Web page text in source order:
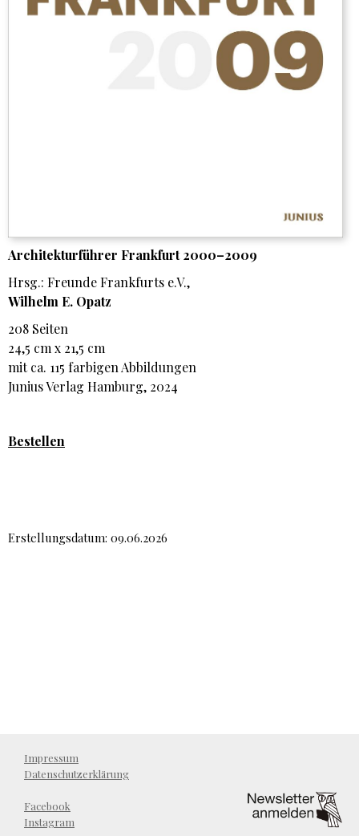
Architekturführer Frankfurt 2000–2009
Hrsg.: Freunde Frankfurts e.V.,
Wilhelm E. Opatz
208 Seiten
24,5 cm x 21,5 cm
mit ca. 115 farbigen Abbildungen
Junius Verlag Hamburg, 2024
Bestellen
Erstellungsdatum: 09.06.2026
Impressum
Datenschutzerklärung
Facebook
Instagram